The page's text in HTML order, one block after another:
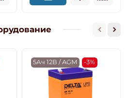
5Ач 12В / AGM -3%